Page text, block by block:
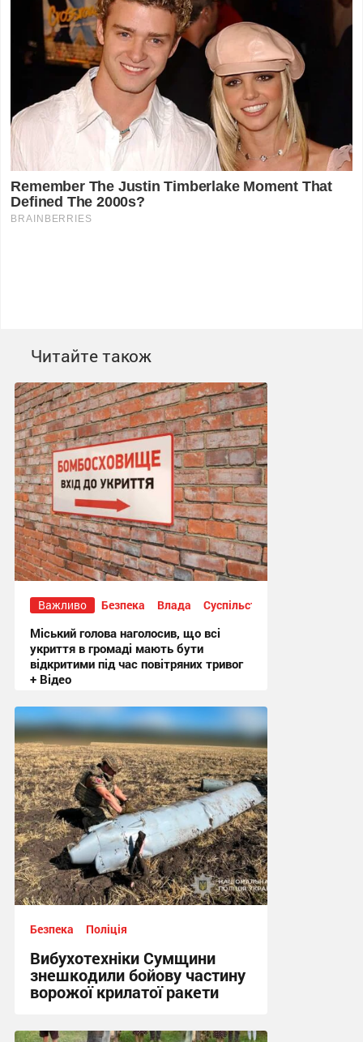
Читайте також
Важливо Безпека Влада Суспільство
Міський голова наголосив, що всі
укриття в громаді мають бути
відкритими під час повітряних тривог
+ Відео
20:50, 3.08.2026
Безпека Поліція
Вибухотехніки Сумщини
знешкодили бойову частину
ворожої крилатої ракети